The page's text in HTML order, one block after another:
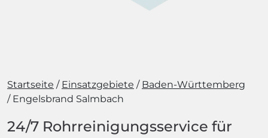
Startseite Einsatzgebiete
Baden-Württemberg
Engelsbrand Salmbach
24/7 Rohrreinigungsservice für